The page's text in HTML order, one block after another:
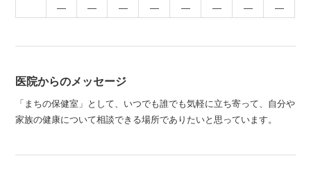
―
― ― ― ― ― ― ―
医院からのメッセージ
「まちの保健室」として、いつでも誰でも気軽に立ち寄って、自分や
家族の健康について相談できる場所でありたいと思っています。